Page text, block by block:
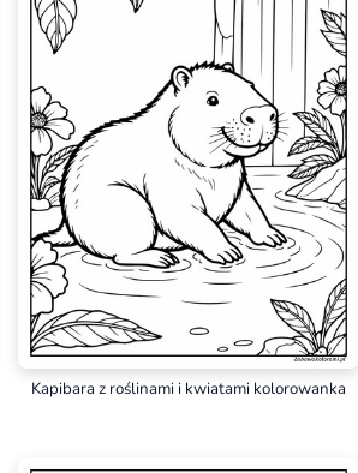
Kapibara z roślinami i kwiatami kolorowanka